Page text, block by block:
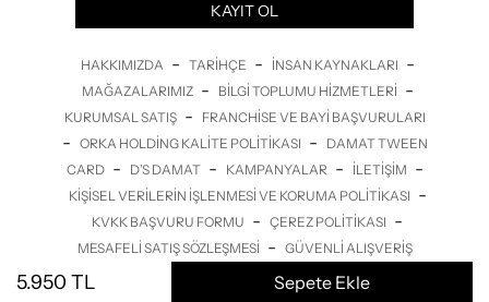
5.950 TL Sepete Ekle
KAYIT OL
HAKKIMIZDA - TARIHÇE - İNSAN KAYNAKLARI -
MAĞAZALARIMIZ - BILGI TOPLUMU HIZMETLERI -
KURUMSAL SATIŞ - FRANCHISE VE BAYI BAŞVURULARI
- ORKA HOLDING KALITE POLITIKASI -
DAMAT TWEEN
CARD - D’S DAMAT - KAMPANYALAR - İLETİŞİM -
KIŞISEL VERILERIN İŞLENMESI VE KORUMA POLITIKASI -
KVKK BAŞVURU FORMU - ÇEREZ POLITIKASI -
MESAFELI SATIŞ SÖZLEŞMESI - GÜVENLI ALIŞVERIŞ